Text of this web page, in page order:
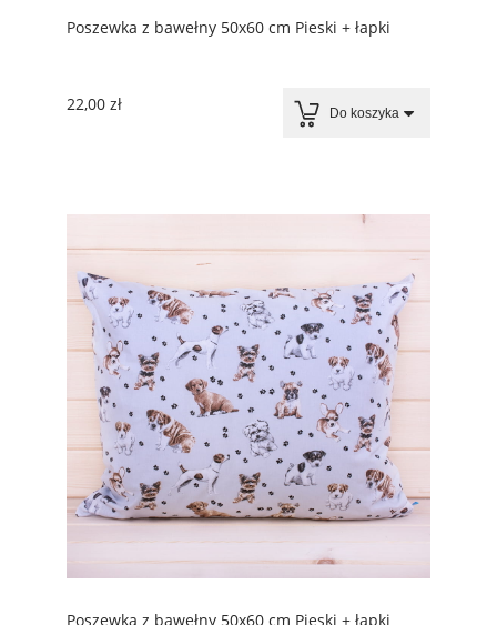
Poszewka z bawełny 50x60 cm Pieski + łapki
22,00 zł Do koszyka
Poszewka z bawełny 50x60 cm Pieski + łapki